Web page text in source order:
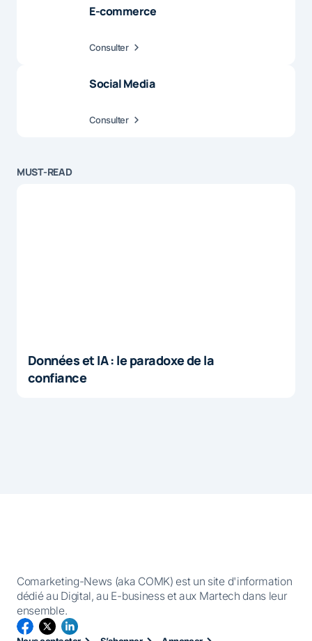
E-commerce
Consulter
Social Media
Consulter
MUST-READ
Données et IA : le paradoxe de la
confiance
Comarketing-News (aka COMK) est un site d'information
dédié au Digital, au E-business et aux Martech dans leur
ensemble.